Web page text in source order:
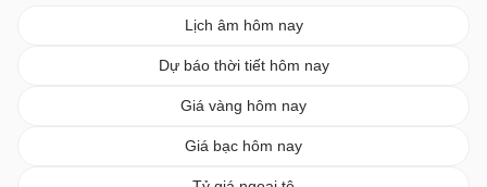
Lịch âm hôm nay
Dự báo thời tiết hôm nay
Giá vàng hôm nay
Giá bạc hôm nay